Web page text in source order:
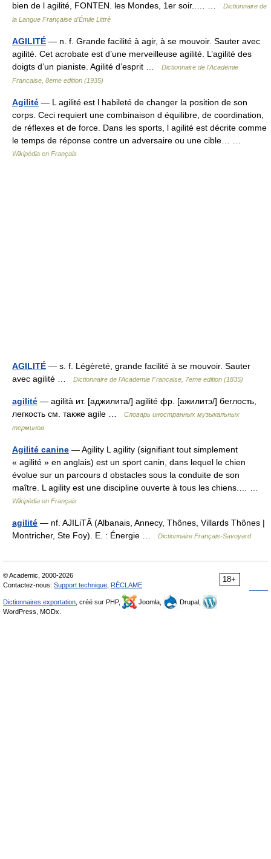
bien de l agilité, FONTEN. les Mondes, 1er soir..… …
Dictionnaire de
la Langue Française d'Émile Littré
AGILITÉ — n. f. Grande facilité à agir, à se mouvoir. Sauter avec
agilité. Cet acrobate est d’une merveilleuse agilité. L’agilité des
doigts d’un pianiste. Agilité d’esprit …
Dictionnaire de l'Academie
Francaise, 8eme edition (1935)
Agilité — L agilité est l habileté de changer la position de son
corps. Ceci requiert une combinaison d équilibre, de coordination,
de réflexes et de force. Dans les sports, l agilité est décrite comme
le temps de réponse contre un adversaire ou une cible… …
Wikipédia en Français
AGILITÉ — s. f. Légèreté, grande facilité à se mouvoir. Sauter
avec agilité …
Dictionnaire de l'Academie Francaise, 7eme edition (1835)
agilité — agilità ит. [аджилита/] agilité фр. [ажилитэ/] беглость,
легкость см. также agile …
Словарь иностранных музыкальных
терминов
Agilité canine — Agility L agility (signifiant tout simplement
« agilité » en anglais) est un sport canin, dans lequel le chien
évolue sur un parcours d obstacles sous la conduite de son
maître. L agility est une discipline ouverte à tous les chiens.… …
Wikipédia en Français
agilité — nf. AJILiTÂ (Albanais, Annecy, Thônes, Villards Thônes |
Montricher, Ste Foy). E. : Énergie …
Dictionnaire Français-Savoyard
18+
© Academic, 2000-2026
Contactez-nous: Support technique RÉCLAME
Dictionnaires exportation , créé sur PHP, Joomla,
Drupal,
WordPress, MODx.